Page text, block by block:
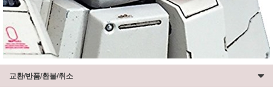
교환/반품/환불/취소